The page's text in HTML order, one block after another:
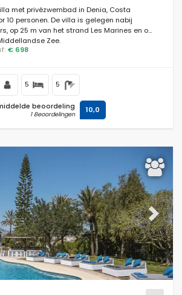
met privézwembad in Denia, Costa
10 personen. De villa is gelegen nabij
op 25 m van het strand Les Marines en op
Zee.
€ 698
5 5
beoordeling
1 Beoordelingen 10,0
Next